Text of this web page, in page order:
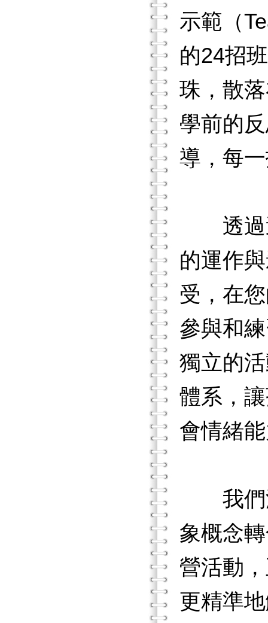
示範（
的24招
珠，散
學前的
導，每
透過這
的運作
受，在
參與和
獨立的
體系，
會情緒
我們深
象概念
營活動
更精準